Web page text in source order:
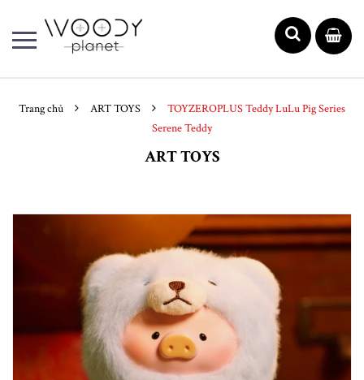
Trang chủ ART TOYS
TOYZEROPLUS Teddy LuLu Pig Series
Serene Teddy
ART TOYS